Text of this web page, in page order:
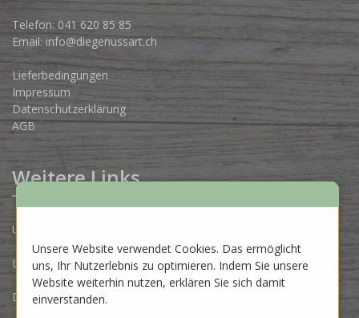
Telefon: 041 620 85 85
Email: info@diegenussart.ch
Lieferbedingungen
Impressum
Datenschutzerklärung
AGB
Weitere Links
Unsere Produzenten
Lose Ware Konzept
Dein Eigenlabel
Unsere Website verwendet Cookies. Das ermöglicht
uns, Ihr Nutzerlebnis zu optimieren. Indem Sie unsere
Website weiterhin nutzen, erklären Sie sich damit
einverstanden.